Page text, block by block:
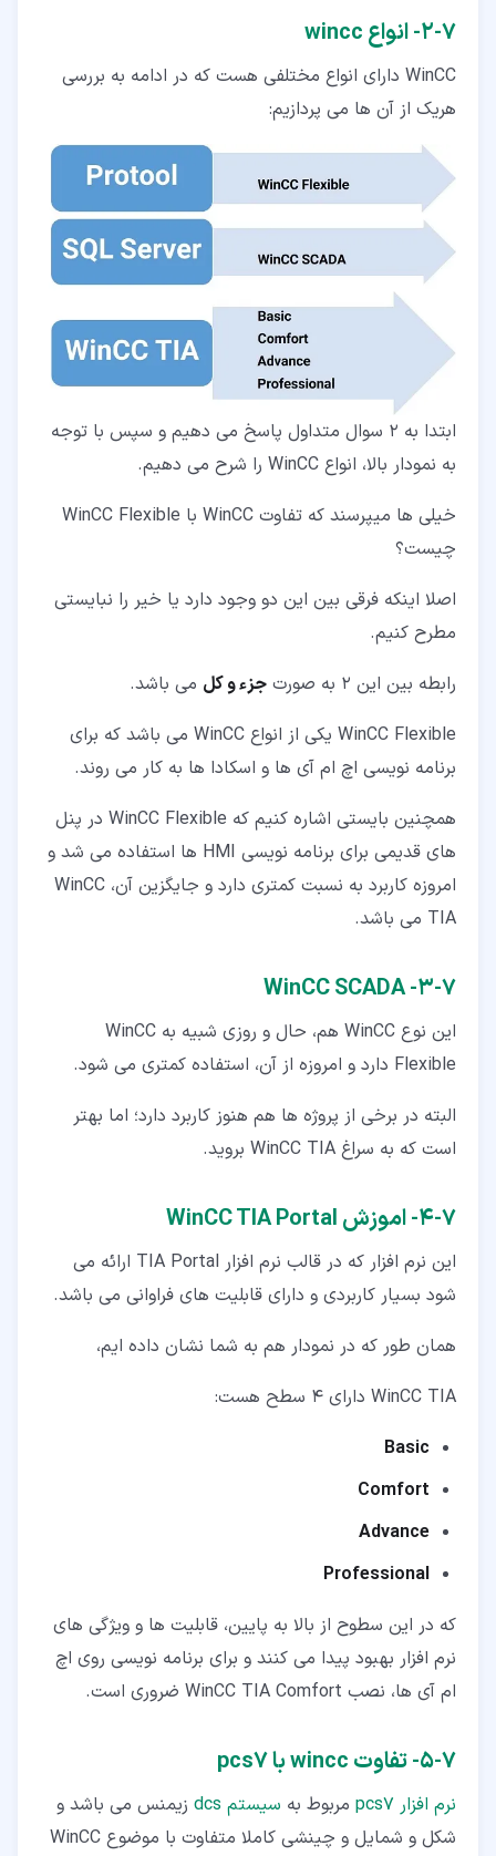
۷‏-‏۲‏- انواع wincc
WinCC دارای انواع مختلفی هست که در ادامه به بررسی
هریک از آن ها می پردازیم:
ابتدا به 2 سوال متداول پاسخ می دهیم و سپس با توجه
به نمودار بالا، انواع WinCC را شرح می دهیم.
خیلی ها میپرسند که تفاوت WinCC با WinCC Flexible
چیست؟
اصلا اینکه فرقی بین این دو وجود دارد یا خیر را نبایستی
مطرح کنیم.
رابطه بین این 2 به صورت
جزء و کل می باشد.
WinCC Flexible یکی از انواع WinCC می باشد که برای
برنامه نویسی اچ ام آی ها و اسکادا ها به کار می روند.
همچنین بایستی اشاره کنیم که WinCC Flexible در پنل
های قدیمی برای برنامه نویسی HMI ها استفاده می شد و
امروزه کاربرد به نسبت کمتری دارد و جایگزین آن، WinCC
TIA می باشد.
۷‏-‏۳‏- WinCC SCADA
این نوع WinCC هم، حال و روزی شبیه به WinCC
Flexible دارد و امروزه از آن، استفاده کمتری می شود.
البته در برخی از پروژه ها هم هنوز کاربرد دارد؛ اما بهتر
است که به سراغ WinCC TIA بروید.
۷‏-‏۴‏- اموزش WinCC TIA Portal
این نرم افزار که در قالب نرم افزار TIA Portal ارائه می
شود بسیار کاربردی و دارای قابلیت های فراوانی می باشد.
همان طور که در نمودار هم به شما نشان داده ایم،
WinCC TIA دارای 4 سطح هست:
Basic
Comfort
Advance
Professional
که در این سطوح از بالا به پایین، قابلیت ها و ویژگی های
نرم افزار بهبود پیدا می کنند و برای برنامه نویسی روی اچ
ام آی ها، نصب WinCC TIA Comfort ضروری است.
۷‏-‏۵‏- تفاوت wincc با pcs7
نرم افزار pcs7 مربوط به سیستم dcs
زیمنس می باشد و
شکل و شمایل و چینشی کاملا متفاوت با موضوع WinCC